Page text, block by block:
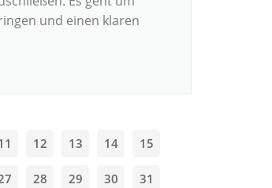
und einen klaren
12 13 14 15
28 29 30 31